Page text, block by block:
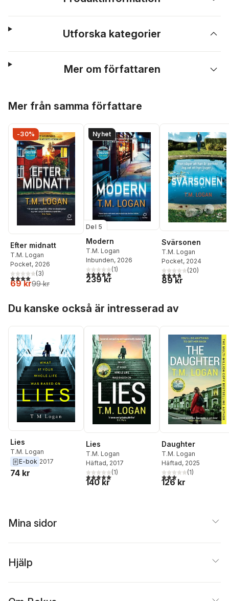
Utforska kategorier
Mer om författaren
Mer från samma författare
-30%
Efter midnatt
T.M. Logan
Pocket, 2026
4,0utav 5 stjärnor. Totalt antal röster:
(3)
69 kr99 kr
Nyhet
Del 5
Modern
T.M. Logan
Inbunden, 2026
5,0utav 5 stjärnor. Totalt antal röster:
(1)
239 kr
Svärsonen
T.M. Logan
Pocket, 2024
3,8utav 5 stjärnor.
(20)
89 kr
Du kanske också är intresserad av
Lies
T.M. Logan
E-bok 2017
74 kr
Lies
T.M. Logan
Häftad, 2017
5,0utav 5 stjärnor. Totalt antal röster:
(1)
140 kr
Daughter
T.M. Logan
Häftad, 2025
3,0utav 5 stjärnor.
(1)
126 kr
Mina sidor
Hjälp